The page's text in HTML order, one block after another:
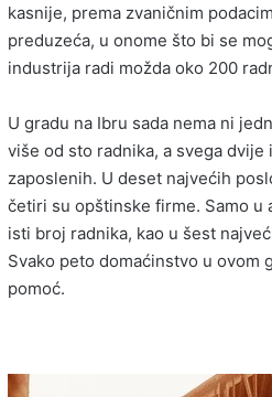
kasnije, prema zvaničnim
preduzeća, u onome što bi se
industrija radi možda oko 200
U gradu na Ibru sada nema ni
više od sto radnika, a svega dvije
zaposlenih. U deset najvećih
četiri su opštinske firme. Samo u
isti broj radnika, kao u šest
Svako peto domaćinstvo u ovom
pomoć.